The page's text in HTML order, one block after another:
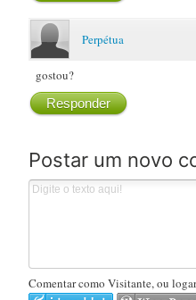
Perpétua
gostou?
Responder
Postar um novo
Comentar como Visitante, ou